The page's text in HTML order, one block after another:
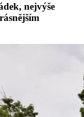
nejvýše